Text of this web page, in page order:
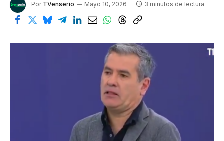
Por TVenserio Mayo 10, 2026 3 minutos de lectura